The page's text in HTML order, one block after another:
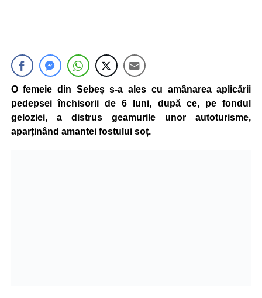
O femeie din Sebeș s-a ales cu amânarea aplicării
pedepsei închisorii de 6 luni, după ce, pe fondul
geloziei, a distrus geamurile unor autoturisme,
aparținând amantei fostului soț.